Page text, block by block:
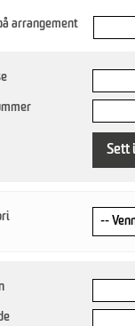
arrangement
Sett